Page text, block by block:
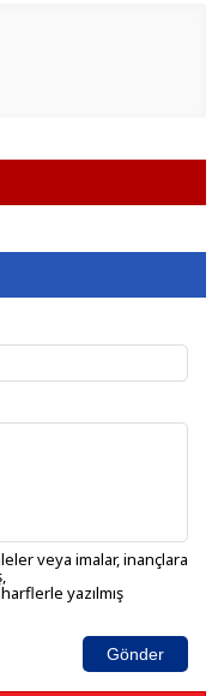
veya imalar, inançlara
yazılmış
Gönder